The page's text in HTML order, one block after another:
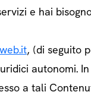
e hai
, (di seguito
autonomi. In
a tali